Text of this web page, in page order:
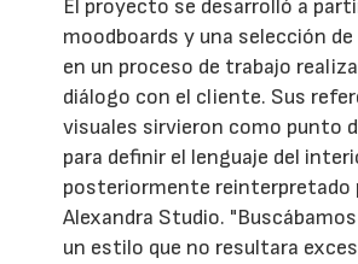
El proyecto se desarrolló a
moodboards y una selección
en un proceso de trabajo
diálogo con el cliente. Sus
visuales sirvieron como punto
para definir el lenguaje del
posteriormente reinterpretado
Alexandra Studio.
un estilo que no resultara